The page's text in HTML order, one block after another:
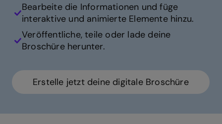
Bearbeite die Informationen und füge
interaktive und animierte Elemente hinzu.
Veröffentliche, teile oder lade deine
Broschüre herunter.
Erstelle jetzt deine digitale Broschüre